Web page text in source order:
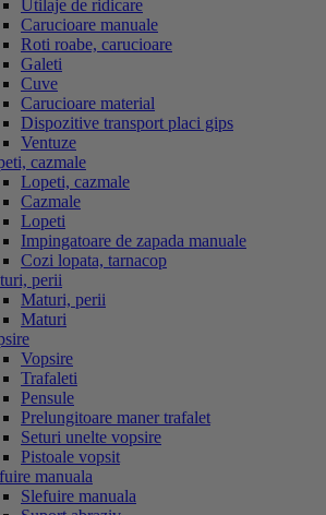
Utilaje de ridicare
Carucioare manuale
Roti roabe, carucioare
Galeti
Cuve
Carucioare material
Dispozitive transport placi gips
Ventuze
cazmale
Lopeti, cazmale
Cazmale
Lopeti
Impingatoare de zapada manuale
Cozi lopata, tarnacop
perii
Maturi, perii
Maturi
Vopsire
Trafaleti
Pensule
Prelungitoare maner trafalet
Seturi unelte vopsire
Pistoale vopsit
manuala
Slefuire manuala